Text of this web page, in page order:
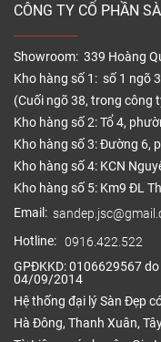
CÔNG TY CỔ PHẦN
Showroom: 339 Hoàng
Kho hàng số 1: số 1 ngõ
(Cuối ngõ 38, trong công
Kho hàng số 2: Tổ 4,
Kho hàng số 3: Đường 6,
Kho hàng số 4: KCN
Kho hàng số 5: Km9 ĐL
Email:
Hotline: 0916.422.522
GPĐKKD: 0106629567
04/09/2014
Hệ thống đại lý Sàn Đẹp
Hà Đông, Thanh Xuân,